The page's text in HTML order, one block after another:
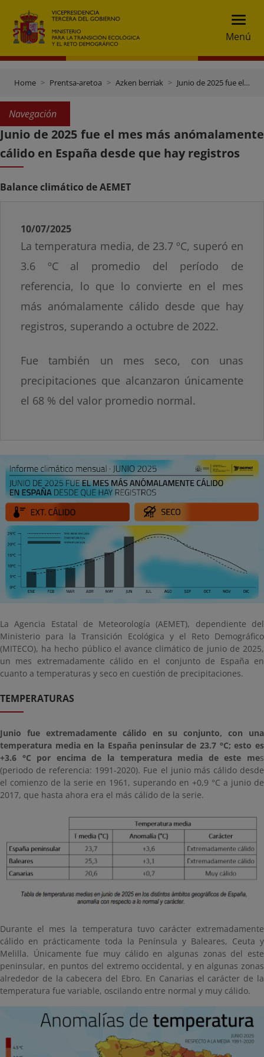
Menú
Home Prentsa-aretoa Azken berriak Junio de 2025 fue el mes más anómalamente cálido en España desde que hay registros
Navegación
Junio de 2025 fue el mes más anómalamente
cálido en España desde que hay registros
Balance climático de AEMET
10/07/2025
La temperatura media, de 23.7 ºC, superó en
3.6 ºC al promedio del período de
referencia, lo que lo convierte en el mes
más anómalamente cálido desde que hay
registros, superando a octubre de 2022.
Fue también un mes seco, con unas
precipitaciones que alcanzaron únicamente
el 68 % del valor promedio normal.
La Agencia Estatal de Meteorología (AEMET), dependiente del
Ministerio para la Transición Ecológica y el Reto Demográfico
(MITECO), ha hecho público el avance climático de junio de 2025,
un mes extremadamente cálido en el conjunto de España en
cuanto a temperaturas y seco en cuestión de precipitaciones.
TEMPERATURAS
Junio fue extremadamente cálido en su conjunto, con una
temperatura media en la España peninsular de 23.7 °C; esto es
+3.6 °C por encima de la temperatura media de este mes
(periodo de referencia: 1991-2020). Fue el junio más cálido desde
el comienzo de la serie en 1961, superando en +0,9 °C a junio de
2017, que hasta ahora era el más cálido de la serie.
Durante el mes la temperatura tuvo carácter extremadamente
cálido en prácticamente toda la Península y Baleares, Ceuta y
Melilla. Únicamente fue muy cálido en algunas zonas del este
peninsular, en puntos del extremo occidental, y en algunas zonas
alrededor de la cabecera del Ebro. En Canarias el carácter de la
temperatura fue variable, oscilando entre normal y muy cálido.